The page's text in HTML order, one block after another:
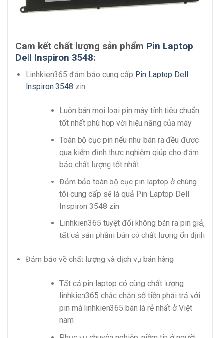
Cam kết chất lượng sản phẩm Pin Laptop
Dell Inspiron 3548:
Linhkien365 đảm bảo cung cấp Pin Laptop Dell
Inspiron 3548 zin
Luôn bán mọi loại pin máy tính tiêu chuẩn
tốt nhất phù hợp với hiệu năng của máy
Toàn bộ cục pin nếu như bán ra đều được
qua kiểm định thực nghiệm giúp cho đảm
bảo chất lượng tốt nhất
Đảm bảo toàn bộ cục pin laptop ở chúng
tôi cung cấp sẽ là quả Pin Laptop Dell
Inspiron 3548 zin
Linhkien365 tuyệt đối không bán ra pin giả,
tất cả sản phầm bán có chất lượng ổn định
Đảm bảo về chất lượng và dịch vụ bán hàng
Tất cả pin laptop có cùng chất lượng
linhkien365 chắc chắn số tiền phải trả với
pin mà linhkien365 bán là rẻ nhất ở Việt
nam